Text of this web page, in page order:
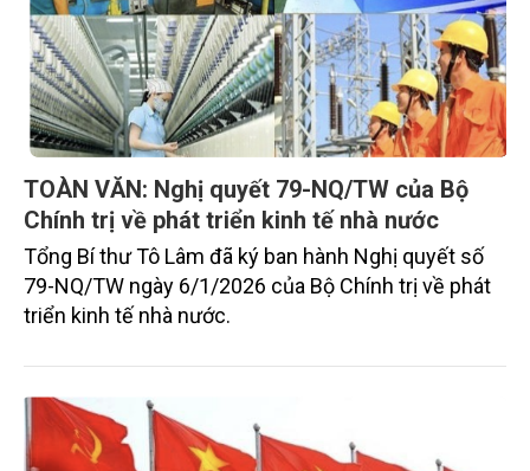
tạo mang tính chuẩn hóa và hội nhập quốc tế.
TOÀN VĂN: Nghị quyết 79-NQ/TW của Bộ
Chính trị về phát triển kinh tế nhà nước
Tổng Bí thư Tô Lâm đã ký ban hành Nghị quyết số
79-NQ/TW ngày 6/1/2026 của Bộ Chính trị về phát
triển kinh tế nhà nước.